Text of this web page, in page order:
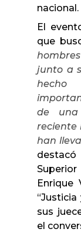
nacional.
El
que
junto a
hecho
de
reciente
han
Enrique
sus
el